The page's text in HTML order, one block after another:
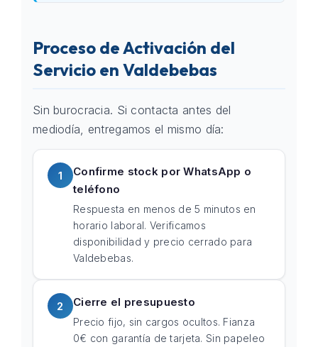
Proceso de Activación del
Servicio en Valdebebas
Sin burocracia. Si contacta antes del
mediodía, entregamos el mismo día:
1
Confirme stock por WhatsApp o
teléfono
Respuesta en menos de 5 minutos en
horario laboral. Verificamos
disponibilidad y precio cerrado para
Valdebebas.
2 Cierre el presupuesto
Precio fijo, sin cargos ocultos. Fianza
0€ con garantía de tarjeta. Sin papeleo